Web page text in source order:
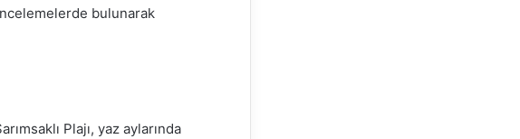
bulunarak
Plajı, yaz aylarında